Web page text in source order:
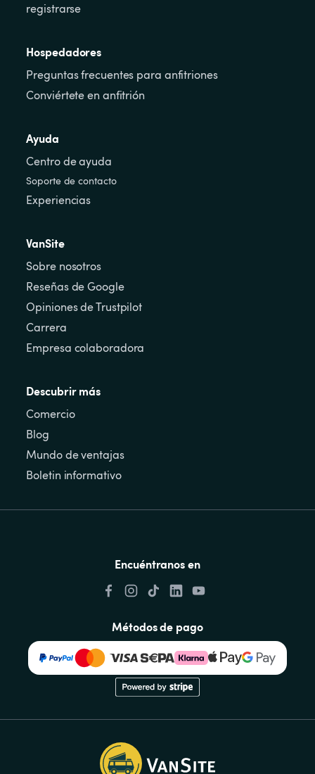
registrarse
Hospedadores
Preguntas frecuentes para anfitriones
Conviértete en anfitrión
Ayuda
Centro de ayuda
Soporte de contacto
Experiencias
VanSite
Sobre nosotros
Reseñas de Google
Opiniones de Trustpilot
Carrera
Empresa colaboradora
Descubrir más
Comercio
Blog
Mundo de ventajas
Boletin informativo
Encuéntranos en
Métodos de pago